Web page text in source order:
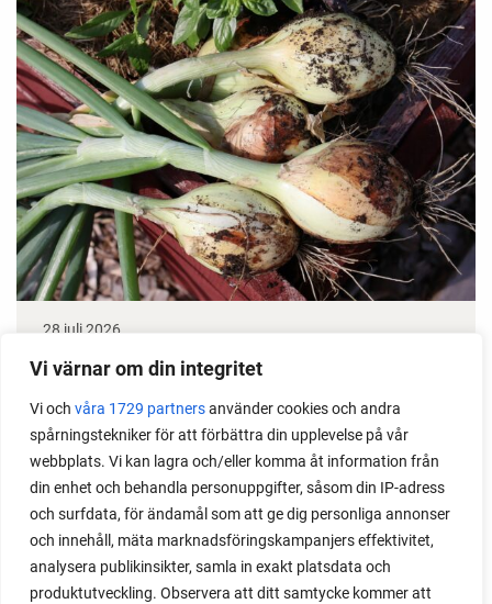
Vi värnar om din integritet
Vi och våra 1729 partnersanvänder cookies och andra
spårningstekniker för att förbättra din upplevelse på vår
webbplats. Vi kan lagra och/eller komma åt information från
din enhet och behandla personuppgifter, såsom din IP-adress
och surfdata, för ändamål som att ge dig personliga annonser
och innehåll, mäta marknadsföringskampanjers effektivitet,
analysera publikinsikter, samla in exakt platsdata och
produktutveckling. Observera att ditt samtycke kommer att
28 juli 2026
Odla lök från frö - Stor skörd
Det är lätt att lyckas med lök från frö. Följ min sådd
under säsongen och få tips om hur du sår, skolar
om, planterar och skördar egen lök.